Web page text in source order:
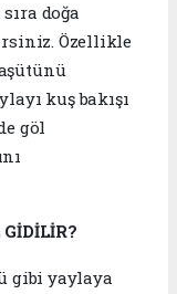
doğa
Özellikle
kuş bakışı
göl
gibi yaylaya